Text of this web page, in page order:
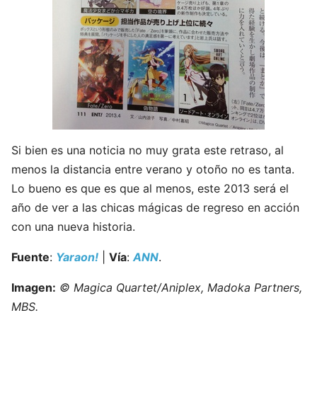
Si bien es una noticia no muy grata este retraso, al
menos la distancia entre verano y otoño no es tanta.
Lo bueno es que es que al menos, este 2013 será el
año de ver a las chicas mágicas de regreso en acción
con una nueva historia.
Fuente: Yaraon! Vía:ANN.
Imagen: © Magica Quartet/Aniplex, Madoka Partners,
MBS.